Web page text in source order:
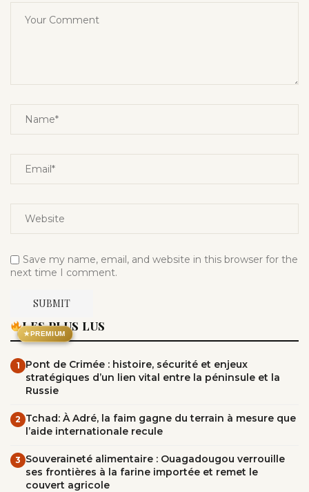
Save my name, email, and website in this browser for the
next time I comment.
★PREMIUM
LES PLUS LUS
1
Pont de Crimée : histoire, sécurité et enjeux
stratégiques d’un lien vital entre la péninsule et la
Russie
2 Tchad: À Adré, la faim gagne du terrain à mesure que
l’aide internationale recule
3 Souveraineté alimentaire : Ouagadougou verrouille
ses frontières à la farine importée et remet le
couvert agricole